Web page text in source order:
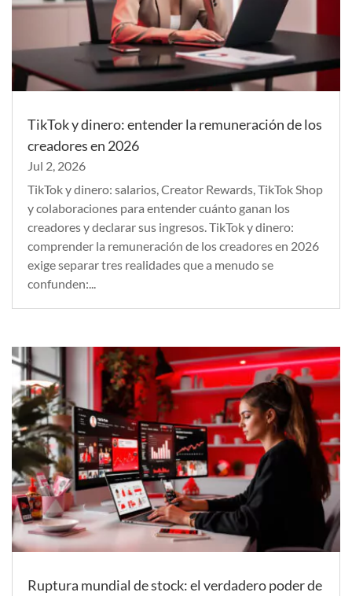
TikTok y dinero: entender la remuneración de los
creadores en 2026
Jul 2, 2026
TikTok y dinero: salarios, Creator Rewards, TikTok Shop
y colaboraciones para entender cuánto ganan los
creadores y declarar sus ingresos. TikTok y dinero:
comprender la remuneración de los creadores en 2026
exige separar tres realidades que a menudo se
confunden:...
Ruptura mundial de stock: el verdadero poder de